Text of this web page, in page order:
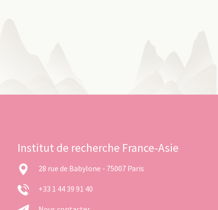
Institut de recherche France-Asie
28 rue de Babylone - 75007 Paris
+33 1 44 39 91 40